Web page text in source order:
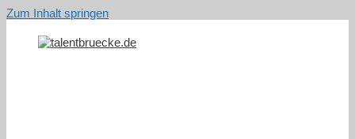
Zum Inhalt springen